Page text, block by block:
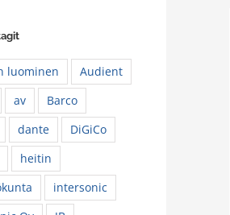
Ruotsissa
luominen
Audient
av
Barco
dante
DiGiCo
heitin
intersonic